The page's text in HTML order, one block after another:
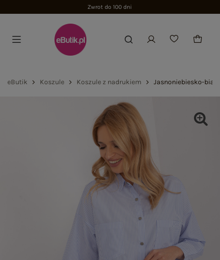
Zwrot do 100 dni
eButik Koszule Koszule z nadrukiem Jasnoniebiesko-